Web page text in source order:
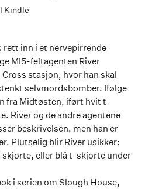
Kindle
rett inn i et nervepirrende
MI5-feltagenten River
stasjon, hvor han skal
selvmordsbomber. Ifølge
fra Midtøsten, iført hvit t-
River og de andre agentene
beskrivelsen, men han er
Plutselig blir River usikker:
eller blå t-skjorte under
i serien om Slough House,